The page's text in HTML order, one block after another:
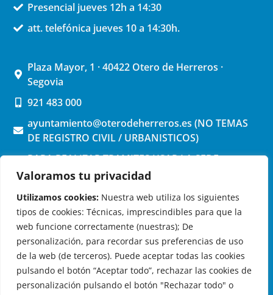
Valoramos tu privacidad
Utilizamos cookies: Nuestra web utiliza los siguientes
tipos de cookies: Técnicas, imprescindibles para que la
web funcione correctamente (nuestras); De
personalización, para recordar sus preferencias de uso
de la web (de terceros). Puede aceptar todas las cookies
pulsando el botón “Aceptar todo”, rechazar las cookies de
personalización pulsando el botón "Rechazar todo" o
Presencial jueves 12h a 14:30
att. telefónica jueves 10 a 14:30h.
Plaza Mayor, 1 · 40422 Otero de Herreros ·
Segovia
921 483 000
ayuntamiento@oterodeherreros.es (NO TEMAS
DE REGISTRO CIVIL / URBANISTICOS)
PARA REALIZAR TRAMITES USAR LA SEDE
ELECTRONICA (pinchar aquí)
OTERO DE HERREROS EN LAS REDES